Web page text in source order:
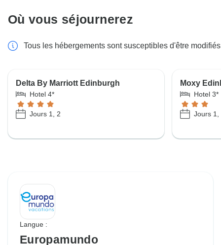
Où vous séjournerez
Tous les hébergements sont susceptibles d'être modifiés
Delta By Marriott Edinburgh
Hotel 4*
Jours 1, 2
Moxy
Hotel 3*
Jours 1,
Langue :
Europamundo